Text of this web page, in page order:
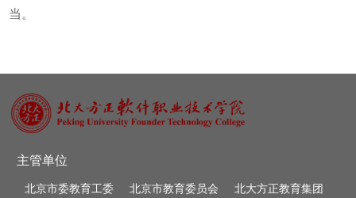
当。
主管单位
北京市委教育工委 北京市教育委员会 北大方正教育集团